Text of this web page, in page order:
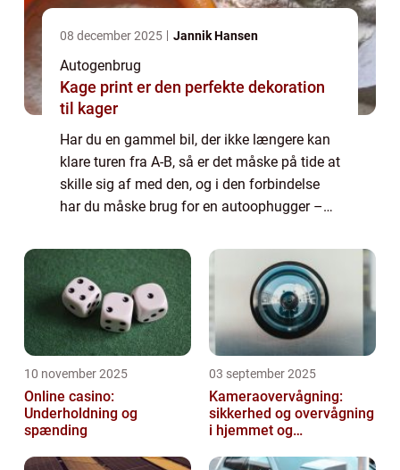
08 december 2025 Jannik Hansen
Autogenbrug
Kage print er den perfekte dekoration
til kager
Har du en gammel bil, der ikke længere kan
klare turen fra A-B, så er det måske på tide at
skille sig af med den, og i den forbindelse
har du måske brug for en autoophugger –
10 november 2025
Online casino:
Underholdning og
spænding
03 september 2025
Kameraovervågning:
sikkerhed og overvågning
i hjemmet og